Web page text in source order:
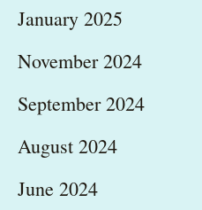
January 2025
November 2024
September 2024
August 2024
June 2024